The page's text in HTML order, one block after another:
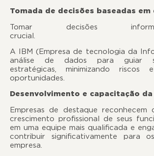
Tomada de decisões baseadas em
Tomar decisões
A IBM (Empresa de tecnologia da
análise de dados para guiar
estratégicas, minimizando riscos
oportunidades.
Desenvolvimento e capacitação
Empresas de destaque reconhecem
crescimento profissional de seus
em uma equipe mais qualificada e
contribuir significativamente para